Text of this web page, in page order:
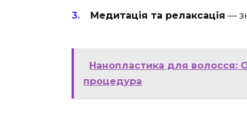
Медитація та релаксація —
Нанопластика для волосся:
процедура